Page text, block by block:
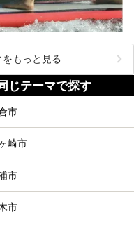
もっと見る
じテーマで探す
市
崎市
市
市